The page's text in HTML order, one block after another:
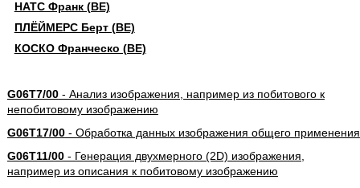
НАТС Франк (BE)
ПЛЁЙМЕРС Берт (BE)
КОСКО Франческо (BE)
G06T7/00- Анализ изображения, например из побитового к
непобитовому изображению
G06T17/00- Обработка данных изображения общего применения
G06T11/00- Генерация двухмерного (2D) изображения,
например из описания к побитовому изображению